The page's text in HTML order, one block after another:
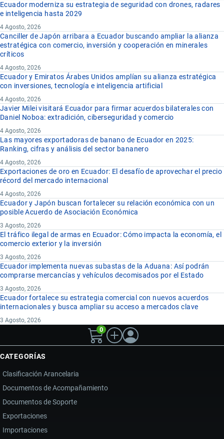
Ecuador moderniza su estrategia de seguridad con drones, radares
e inteligencia hasta 2029
4 Agosto, 2026
Canciller de Japón arribara a Ecuador buscando ampliar la alianza
estratégica con comercio, inversión y cooperación en minerales
críticos
4 Agosto, 2026
Ecuador y Emiratos Árabes Unidos amplían su alianza estratégica
con inversiones, tecnología e inteligencia artificial
4 Agosto, 2026
Javier Milei visitará Ecuador para firmar acuerdos bilaterales con
Daniel Noboa: extradición, ciberseguridad y comercio
4 Agosto, 2026
Las mayores exportadoras de banano de Ecuador en 2025:
Ranking, cifras y análisis del sector bananero
4 Agosto, 2026
Exportaciones de oro en Ecuador: El desafío de aprovechar el precio
récord del mercado internacional
4 Agosto, 2026
Ecuador y Japón buscan fortalecer su relación económica con un
posible Acuerdo de Asociación Económica
3 Agosto, 2026
El tráfico ilegal de armas en Ecuador: Cómo impacta la economía, el
comercio exterior y la inversión
3 Agosto, 2026
Ecuador implementa nuevas subastas de la Aduana: Así podrán
comprarse mercancías y vehículos decomisados por el Estado
3 Agosto, 2026
Ecuador fortalece su estrategia comercial con nuevos acuerdos
internacionales y busca ampliar su acceso a mercados clave
3 Agosto, 2026
0
CATEGORÍAS
Clasificación Arancelaria
Documentos de Acompañamiento
Documentos de Soporte
Exportaciones
Importaciones